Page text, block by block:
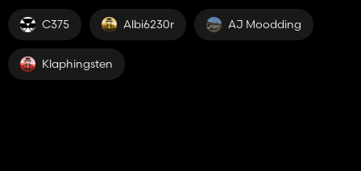
C375 Albi6230r AJ Moodding
Klaphingsten